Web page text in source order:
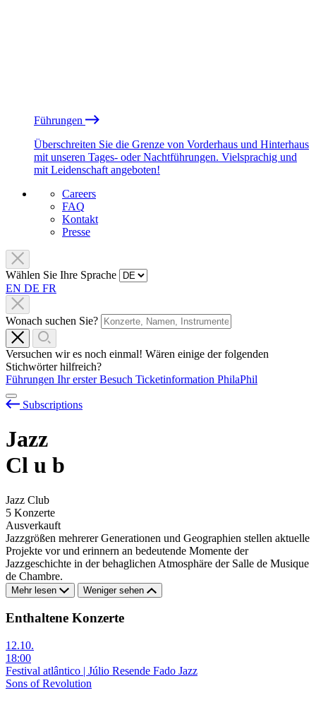
Führungen
Überschreiten Sie die Grenze von Vorderhaus und Hinterhaus
mit unseren Tages- oder Nachtführungen. Vielsprachig und
mit Leidenschaft angeboten!
Careers
FAQ
Kontakt
Presse
Wählen Sie Ihre Sprache
EN DE FR
Wonach suchen Sie?
Versuchen wir es noch einmal! Wären einige der folgenden
Stichwörter hilfreich?
Führungen Ihr erster Besuch Ticketinformation PhilaPhil
Subscriptions
Jazz
Cl u b
Jazz Club
5 Konzerte
Ausverkauft
Jazzgrößen mehrerer Generationen und Geographien stellen aktuelle
Projekte vor und erinnern an bedeutende Momente der
Jazzgeschichte in der behaglichen Atmosphäre der Salle de Musique
de Chambre.
Mehr lesen Weniger sehen
Enthaltene Konzerte
12.10.
18:00
Festival atlântico | Júlio Resende Fado Jazz
Sons of Revolution